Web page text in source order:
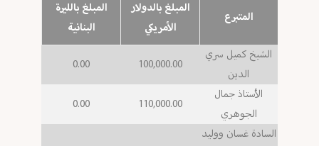
المتبرع
المبلغ بالدولار
الأمريكي
المبلغ بالليرة
البنانية
الشيخ كميل سري
الدين
100,000.00
0.00
الأستاذ جمال
الجوهري
110,000.00
0.00
السادة غسان ووليد